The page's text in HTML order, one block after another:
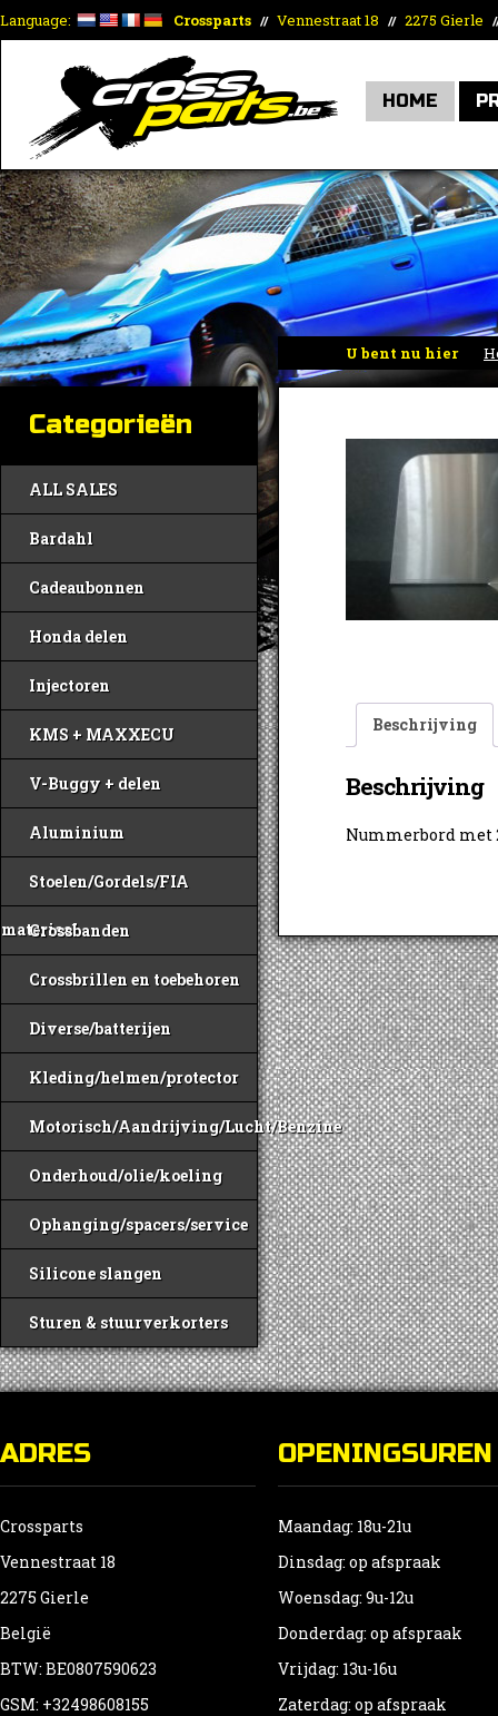
Language: Crossparts // Vennestraat 18 // 2275 Gierle
HOME
U bent nu hier
Categorieën
ALL SALES
Bardahl
Cadeaubonnen
Honda delen
Injectoren
KMS + MAXXECU
V-Buggy + delen
Aluminium
Stoelen/Gordels/FIA
materiaal
Crossbanden
Crossbrillen en toebehoren
Diverse/batterijen
Kleding/helmen/protector
Motorisch/Aandrijving/Lucht/Benzine
Onderhoud/olie/koeling
Ophanging/spacers/service
Silicone slangen
Sturen & stuurverkorters
Beschrijving
Beschrijving
Nummerbord met
ADRES
Crossparts
Vennestraat 18
2275 Gierle
België
BTW: BE0807590623
GSM: +32498608155
OPENINGSUREN
Maandag: 18u-21u
Dinsdag: op afspraak
Woensdag: 9u-12u
Donderdag: op afspraak
Vrijdag: 13u-16u
Zaterdag: op afspraak